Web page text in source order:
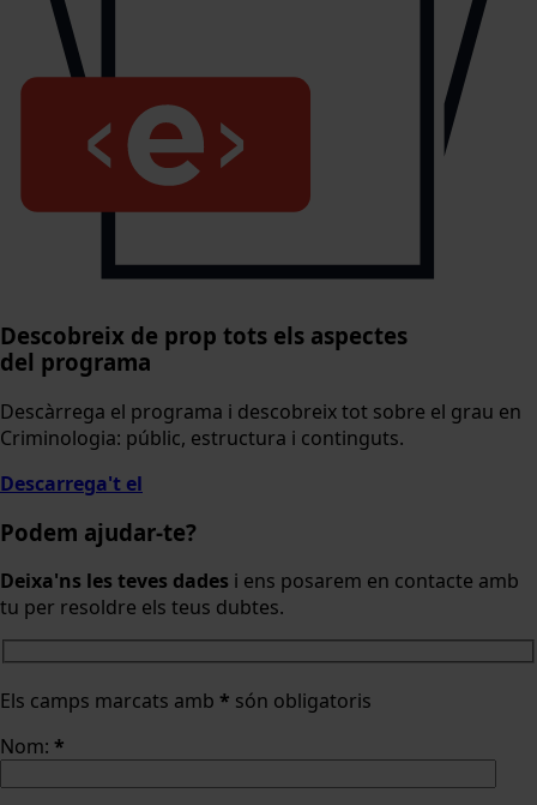
Descobreix de prop tots els aspectes
del programa
Descàrrega el programa i descobreix tot sobre el grau en
Criminologia: públic, estructura i continguts.
Descarrega't el
Podem ajudar-te?
Deixa'ns les teves dades i ens posarem en contacte amb
tu per resoldre els teus dubtes.
Els camps marcats amb * són obligatoris
Nom: *